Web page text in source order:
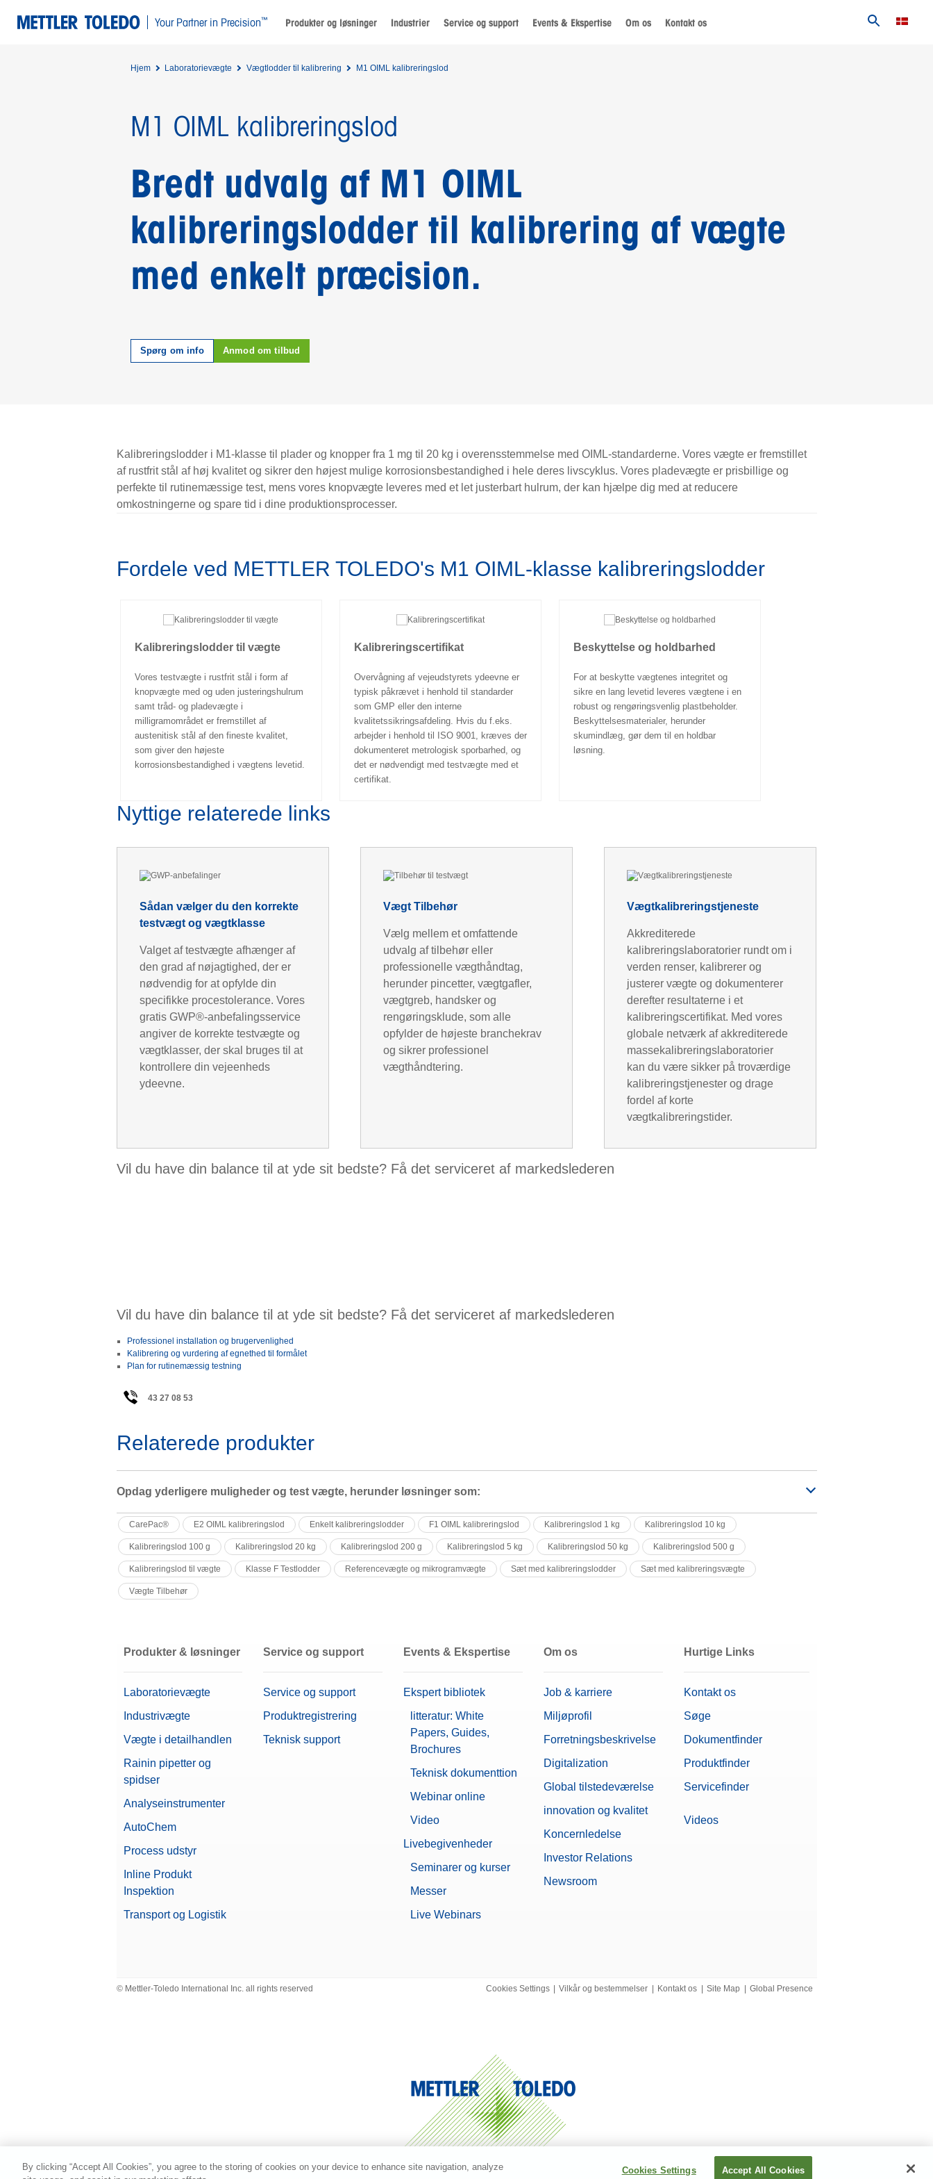
Your Partner in Precision™ Produkter og løsninger Industrier Service og support Events & Ekspertise Om os Kontakt os
Hjem Laboratorievægte Vægtlodder til kalibrering M1 OIML kalibreringslod
M1 OIML kalibreringslod
Bredt udvalg af M1 OIML
kalibreringslodder til kalibrering af vægte
med enkelt præcision.
Spørg om info Anmod om tilbud
Kalibreringslodder i M1-klasse til plader og knopper fra 1 mg til 20 kg i overensstemmelse med OIML-standarderne. Vores vægte er fremstillet
af rustfrit stål af høj kvalitet og sikrer den højest mulige korrosionsbestandighed i hele deres livscyklus. Vores pladevægte er prisbillige og
perfekte til rutinemæssige test, mens vores knopvægte leveres med et let justerbart hulrum, der kan hjælpe dig med at reducere
omkostningerne og spare tid i dine produktionsprocesser.
Fordele ved METTLER TOLEDO's M1 OIML-klasse kalibreringslodder
Kalibreringslodder til vægte
Vores testvægte i rustfrit stål i form af
knopvægte med og uden justeringshulrum
samt tråd- og pladevægte i
milligramområdet er fremstillet af
austenitisk stål af den fineste kvalitet,
som giver den højeste
korrosionsbestandighed i vægtens levetid.
Kalibreringscertifikat
Overvågning af vejeudstyrets ydeevne er
typisk påkrævet i henhold til standarder
som GMP eller den interne
kvalitetssikringsafdeling. Hvis du f.eks.
arbejder i henhold til ISO 9001, kræves der
dokumenteret metrologisk sporbarhed, og
det er nødvendigt med testvægte med et
certifikat.
Beskyttelse og holdbarhed
For at beskytte vægtenes integritet og
sikre en lang levetid leveres vægtene i en
robust og rengøringsvenlig plastbeholder.
Beskyttelsesmaterialer, herunder
skumindlæg, gør dem til en holdbar
løsning.
Nyttige relaterede links
Sådan vælger du den korrekte
testvægt og vægtklasse
Valget af testvægte afhænger af
den grad af nøjagtighed, der er
nødvendig for at opfylde din
specifikke procestolerance. Vores
gratis GWP®-anbefalingsservice
angiver de korrekte testvægte og
vægtklasser, der skal bruges til at
kontrollere din vejeenheds
ydeevne.
Vægt Tilbehør
Vælg mellem et omfattende
udvalg af tilbehør eller
professionelle vægthåndtag,
herunder pincetter, vægtgafler,
vægtgreb, handsker og
rengøringsklude, som alle
opfylder de højeste branchekrav
og sikrer professionel
vægthåndtering.
Vægtkalibreringstjeneste
Akkrediterede
kalibreringslaboratorier rundt om i
verden renser, kalibrerer og
justerer vægte og dokumenterer
derefter resultaterne i et
kalibreringscertifikat. Med vores
globale netværk af akkrediterede
massekalibreringslaboratorier
kan du være sikker på troværdige
kalibreringstjenester og drage
fordel af korte
vægtkalibreringstider.
Vil du have din balance til at yde sit bedste? Få det serviceret af markedslederen
Vil du have din balance til at yde sit bedste? Få det serviceret af markedslederen
Professionel installation og brugervenlighed
Kalibrering og vurdering af egnethed til formålet
Plan for rutinemæssig testning
43 27 08 53
Relaterede produkter
Opdag yderligere muligheder og test vægte, herunder løsninger som:
CarePac® E2 OIML kalibreringslod Enkelt kalibreringslodder F1 OIML kalibreringslod Kalibreringslod 1 kg Kalibreringslod 10 kg
Kalibreringslod 100 g Kalibreringslod 20 kg Kalibreringslod 200 g Kalibreringslod 5 kg Kalibreringslod 50 kg Kalibreringslod 500 g
Kalibreringslod til vægte Klasse F Testlodder Referencevægte og mikrogramvægte Sæt med kalibreringslodder Sæt med kalibreringsvægte
Vægte Tilbehør
Produkter & løsninger
Laboratorievægte
Industrivægte
Vægte i detailhandlen
Rainin pipetter og
spidser
Analyseinstrumenter
AutoChem
Process udstyr
Inline Produkt
Inspektion
Transport og Logistik
Service og support
Service og support
Produktregistrering
Teknisk support
Events & Ekspertise
Ekspert bibliotek
litteratur: White
Papers, Guides,
Brochures
Teknisk dokumenttion
Webinar online
Video
Livebegivenheder
Seminarer og kurser
Messer
Live Webinars
Om os
Job & karriere
Miljøprofil
Forretningsbeskrivelse
Digitalization
Global tilstedeværelse
innovation og kvalitet
Koncernledelse
Investor Relations
Newsroom
Hurtige Links
Kontakt os
Søge
Dokumentfinder
Produktfinder
Servicefinder
Videos
© Mettler-Toledo International Inc. all rights reserved Cookies Settings Vilkår og bestemmelser Kontakt os Site Map Global Presence
By clicking “Accept All Cookies”, you agree to the storing of cookies on your device to enhance site navigation, analyze
Cookies Settings Accept All Cookies